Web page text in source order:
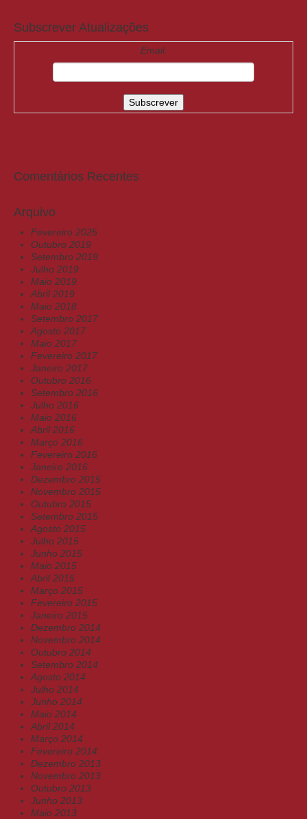
Subscrever Atualizações
Email:
Comentários Recentes
Arquivo
Fevereiro 2025
Outubro 2019
Setembro 2019
Julho 2019
Maio 2019
Abril 2019
Maio 2018
Setembro 2017
Agosto 2017
Maio 2017
Fevereiro 2017
Janeiro 2017
Outubro 2016
Setembro 2016
Julho 2016
Maio 2016
Abril 2016
Março 2016
Fevereiro 2016
Janeiro 2016
Dezembro 2015
Novembro 2015
Outubro 2015
Setembro 2015
Agosto 2015
Julho 2015
Junho 2015
Maio 2015
Abril 2015
Março 2015
Fevereiro 2015
Janeiro 2015
Dezembro 2014
Novembro 2014
Outubro 2014
Setembro 2014
Agosto 2014
Julho 2014
Junho 2014
Maio 2014
Abril 2014
Março 2014
Fevereiro 2014
Dezembro 2013
Novembro 2013
Outubro 2013
Junho 2013
Maio 2013